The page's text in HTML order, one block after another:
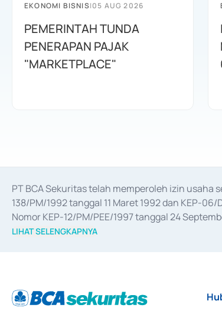
EKONOMI BISNIS|05 AUG 2026
PEMERINTAH TUNDA
PENERAPAN PAJAK
"MARKETPLACE"
PT BCA Sekuritas telah memperoleh izin usaha
138/PM/1992 tanggal 11 Maret 1992 dan KEP-
Nomor KEP-12/PM/PEE/1997 tanggal 24
merger, akuisisi, divestasi, dan
LIHAT SELENGKAPNYA